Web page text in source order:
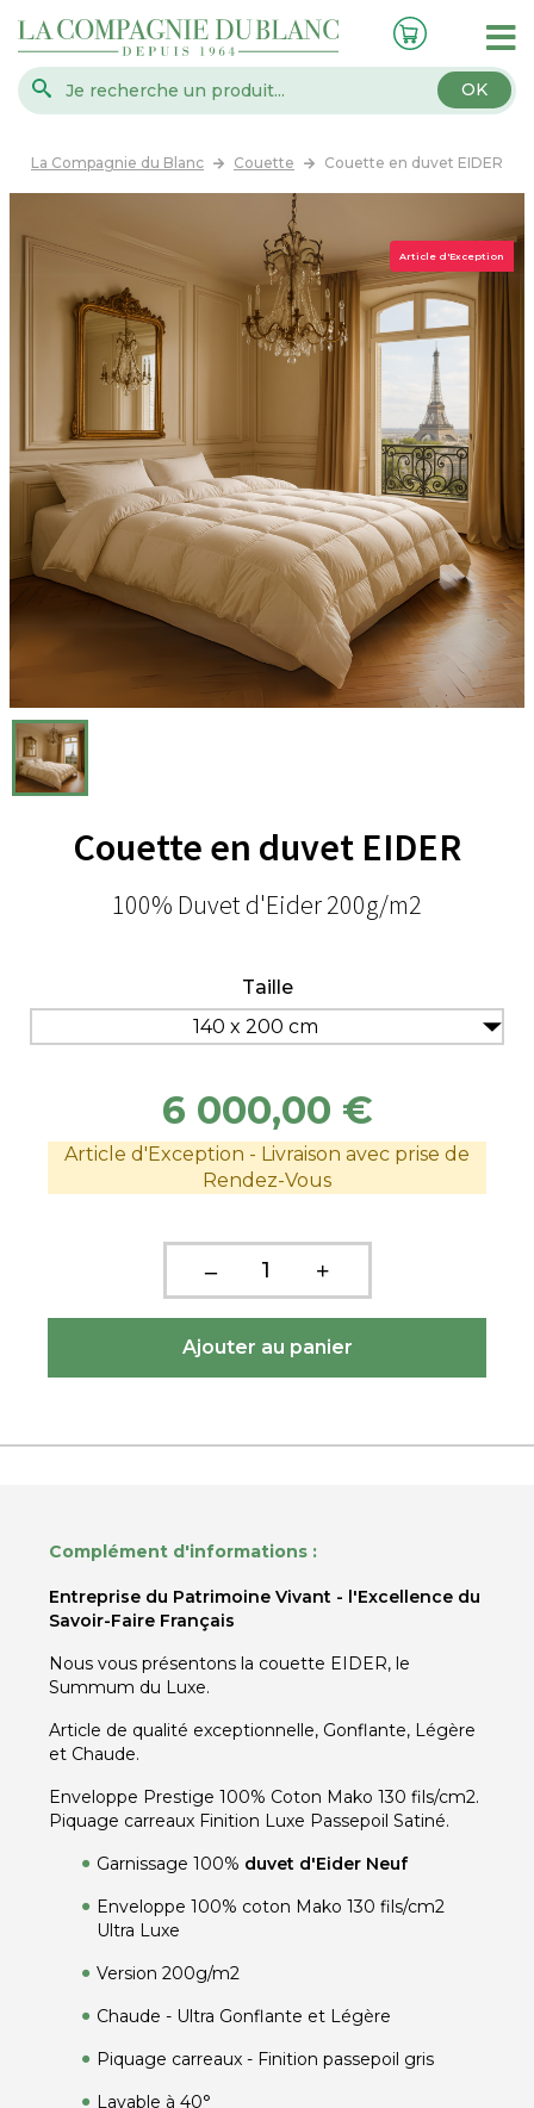
OK
La Compagnie du Blanc Couette Couette en duvet EIDER
Article d'Exception
Couette en duvet EIDER
100% Duvet d'Eider 200g/m2
Taille
140 x 200 cm
6 000,00 €
Article d'Exception - Livraison avec prise de
Rendez-Vous
Complément d'informations :
Entreprise du Patrimoine Vivant - l'Excellence du
Savoir-Faire Français
Nous vous présentons la couette EIDER, le
Summum du Luxe.
Article de qualité exceptionnelle, Gonflante, Légère
et Chaude.
Enveloppe Prestige 100% Coton Mako 130 fils/cm2.
Piquage carreaux Finition Luxe Passepoil Satiné.
Garnissage 100% duvet d'Eider Neuf
Enveloppe 100% coton Mako 130 fils/cm2
Ultra Luxe
Version 200g/m2
Chaude - Ultra Gonflante et Légère
Piquage carreaux - Finition passepoil gris
Lavable à 40°